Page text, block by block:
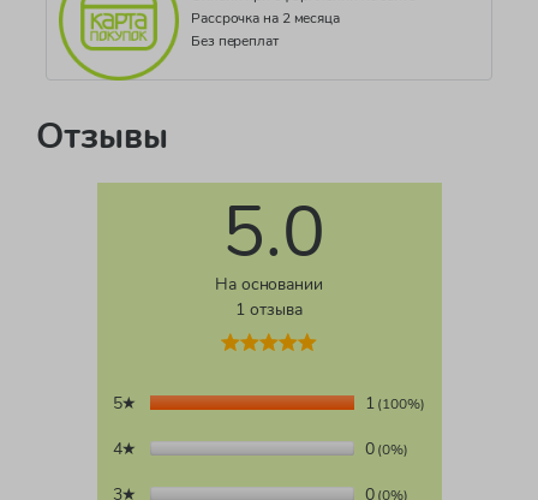
Рассрочка на 2 месяца
Без переплат
Отзывы
5.0
На основании
1 отзыва
5★ 1(100%)
4★ 0(0%)
3★ 0(0%)